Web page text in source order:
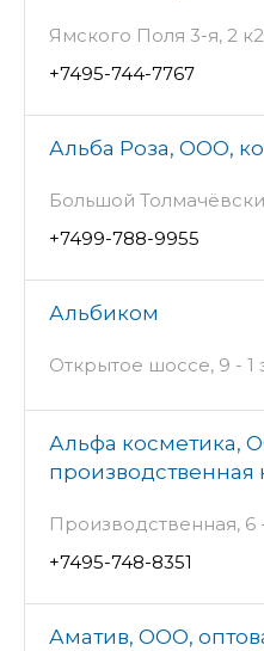
Ямского Поля 3-я, 2
+7495-744-7767
Альба Роза, ООО,
Большой
+7499-788-9955
Альбиком
Открытое шоссе, 9 - 1
Альфа косметика,
производственная
Производственная, 6
+7495-748-8351
Аматив, ООО,